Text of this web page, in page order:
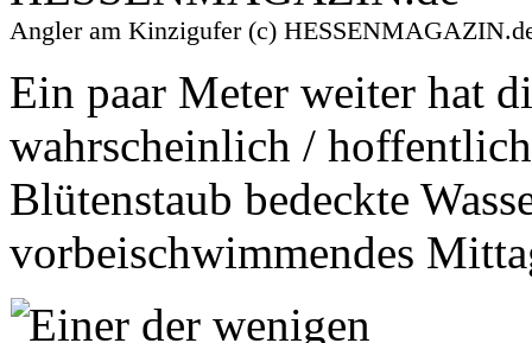
Angler am Kinzigufer (c)
Ein paar Meter weiter hat
wahrscheinlich /
Blütenstaub bedeckte
vorbeischwimmendes